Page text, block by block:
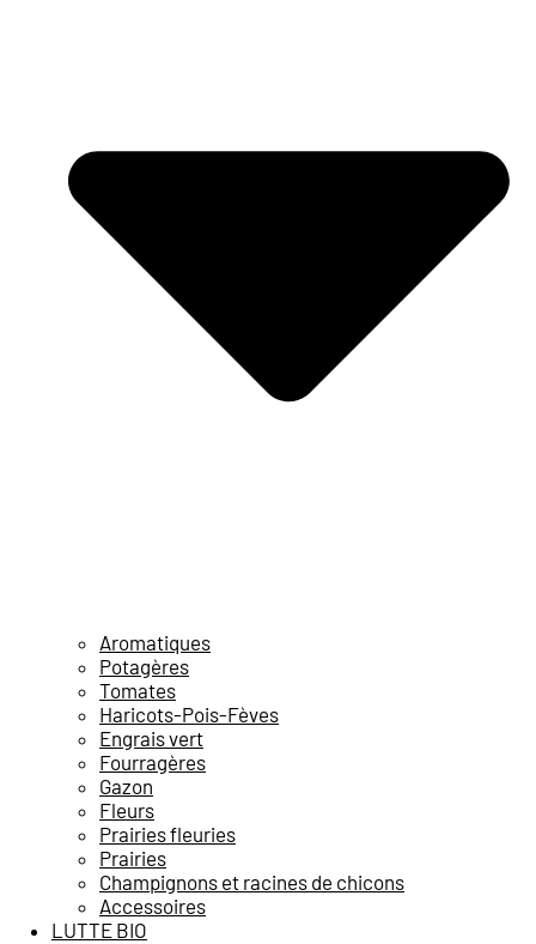
Aromatiques
Potagères
Tomates
Haricots-Pois-Fèves
Engrais vert
Fourragères
Gazon
Fleurs
Prairies fleuries
Prairies
Champignons et racines de chicons
Accessoires
LUTTE BIO